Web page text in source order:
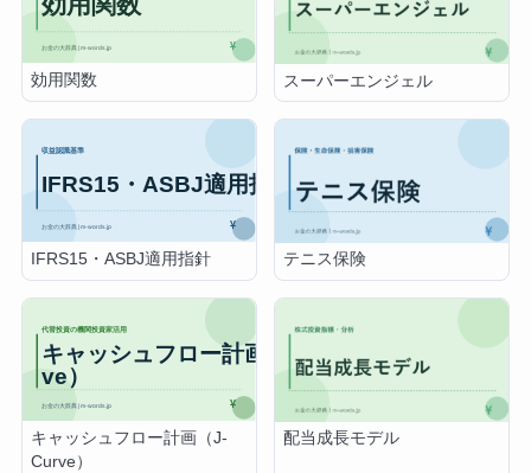
効用関数 スーパーエンジェル
IFRS15・ASBJ適用指針 テニス保険
キャッシュフロー計画（J-
Curve）
配当成長モデル